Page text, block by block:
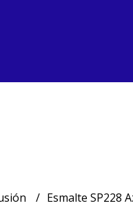
Esmalte SP228